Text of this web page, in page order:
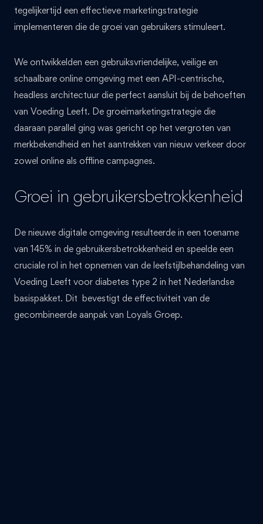
tegelijkertijd een effectieve marketingstrategie
implementeren die de groei van gebruikers stimuleert.
We ontwikkelden een gebruiksvriendelijke, veilige en
schaalbare online omgeving met een API-centrische,
headless architectuur die perfect aansluit bij de behoeften
van Voeding Leeft. De groeimarketingstrategie die
daaraan parallel ging was gericht op het vergroten van
merkbekendheid en het aantrekken van nieuw verkeer door
zowel online als offline campagnes.
Groei in gebruikersbetrokkenheid
De nieuwe digitale omgeving resulteerde in een toename
van 145% in de gebruikersbetrokkenheid en speelde een
cruciale rol in het opnemen van de leefstijlbehandeling van
Voeding Leeft voor diabetes type 2 in het Nederlandse
basispakket. Dit bevestigt de effectiviteit van de
gecombineerde aanpak van Loyals Groep.